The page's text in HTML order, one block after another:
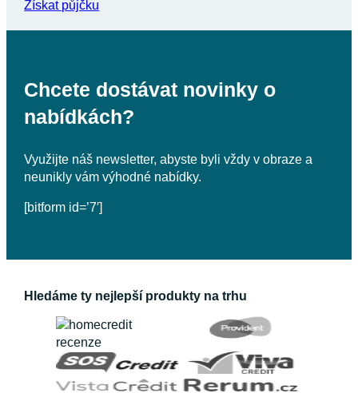
Získat půjčku
Chcete dostávat novinky o
nabídkách?
Využijte náš newsletter, abyste byli vždy v obraze a
neunikly vám výhodné nabídky.
[bitform id=’7′]
Hledáme ty nejlepší produkty na trhu